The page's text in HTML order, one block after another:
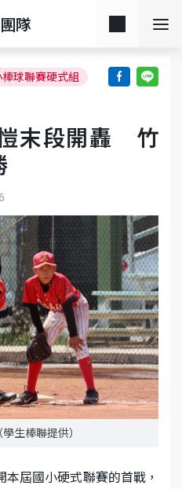
隊
球聯賽硬式組
末段開轟 竹
生棒聯提供）
屆國小硬式聯賽的首戰，